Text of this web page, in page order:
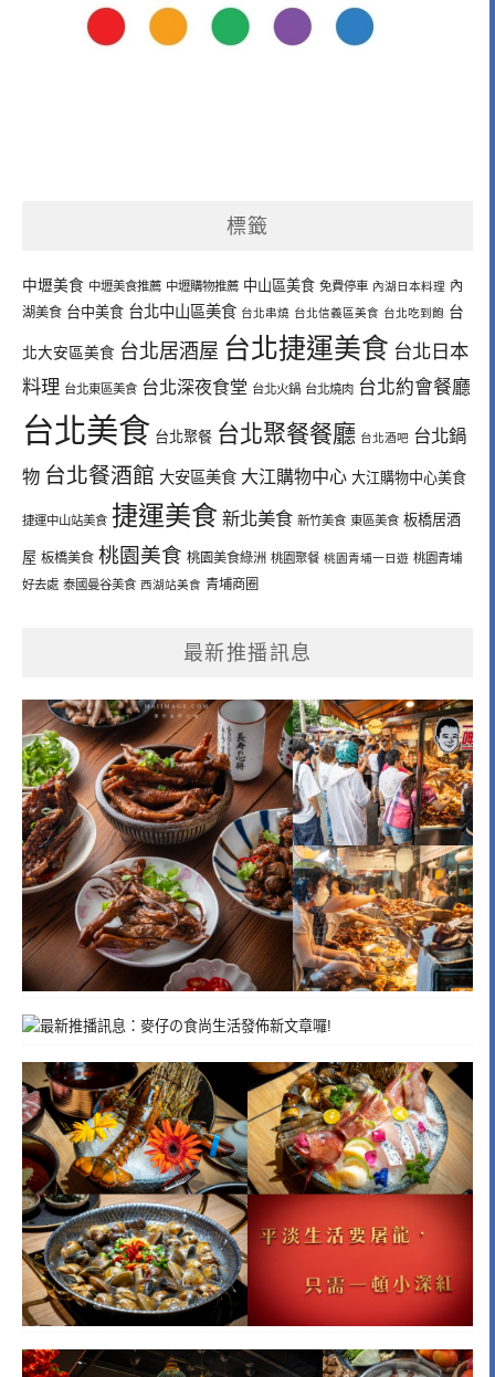
標籤
中壢美食 中壢美食推薦 中壢購物推薦 中山區美食 免費停車 內湖日本料理 內
湖美食 台中美食 台北中山區美食 台北串燒 台北信義區美食 台北吃到飽 台
北大安區美食 台北居酒屋 台北捷運美食 台北日本
料理 台北東區美食 台北深夜食堂 台北火鍋 台北燒肉 台北約會餐廳
台北美食 台北聚餐 台北聚餐餐廳 台北酒吧 台北鍋
物 台北餐酒館 大安區美食 大江購物中心 大江購物中心美食
捷運中山站美食 捷運美食 新北美食 新竹美食 東區美食 板橋居酒
屋 板橋美食 桃園美食 桃園美食綠洲 桃園聚餐 桃園青埔一日遊 桃園青埔
好去處 泰國曼谷美食 西湖站美食 青埔商圈
最新推播訊息